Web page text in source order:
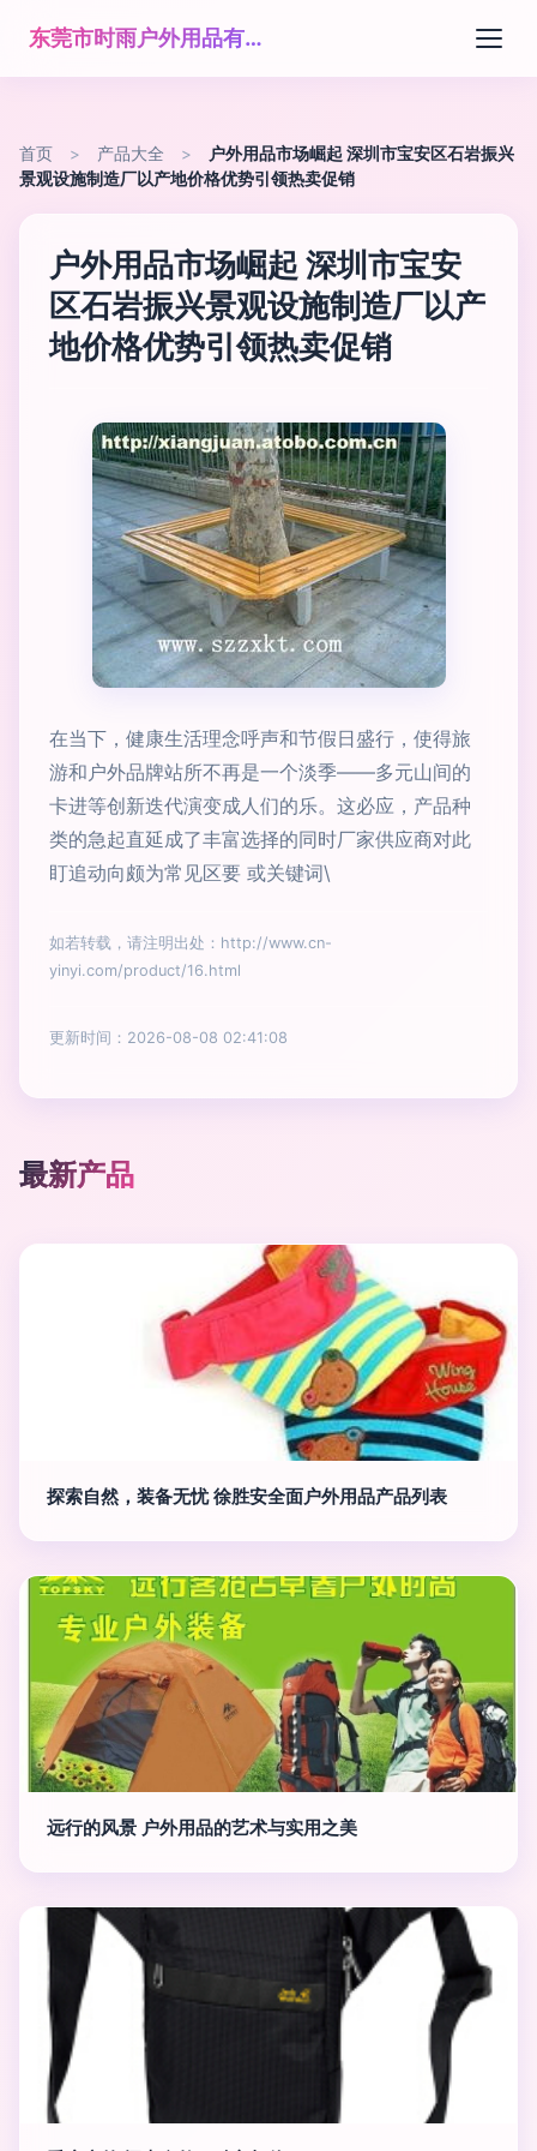
东莞市时雨户外用品有限公司
首页 > 产品大全 >
户外用品市场崛起 深圳市宝安区石岩振兴
景观设施制造厂以产地价格优势引领热卖促销
户外用品市场崛起 深圳市宝安
区石岩振兴景观设施制造厂以产
地价格优势引领热卖促销
在当下，健康生活理念呼声和节假日盛行，使得旅
游和户外品牌站所不再是一个淡季——多元山间的
卡进等创新迭代演变成人们的乐。这必应，产品种
类的急起直延成了丰富选择的同时厂家供应商对此
盯追动向颇为常见区要 或关键词\
如若转载，请注明出处：http://www.cn-
yinyi.com/product/16.html
更新时间：2026-08-08 02:41:08
最新产品
探索自然，装备无忧 徐胜安全面户外用品产品列表
远行的风景 户外用品的艺术与实用之美